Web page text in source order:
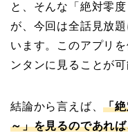
と、そんな「絶対零
が、 今回は全話見放
います。このアプリ
ンタンに見ることが可
結論から言えば、「
～」を見るのであれ